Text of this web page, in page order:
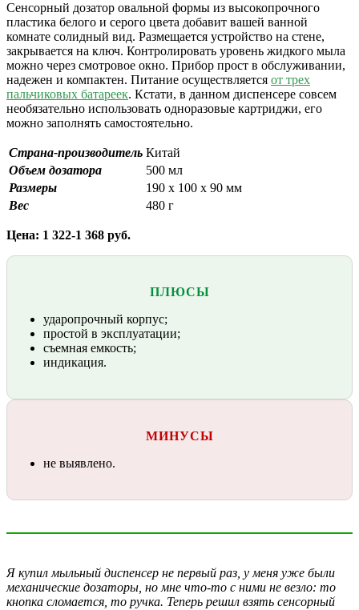
Сенсорный дозатор овальной формы из высокопрочного
пластика белого и серого цвета добавит вашей ванной
комнате солидный вид. Размещается устройство на стене,
закрывается на ключ. Контролировать уровень жидкого мыла
можно через смотровое окно. Прибор прост в обслуживании,
надежен и компактен. Питание осуществляется от трех
пальчиковых батареек. Кстати, в данном диспенсере совсем
необязательно использовать одноразовые картриджи, его
можно заполнять самостоятельно.
Страна-производитель Китай
Объем дозатора
500 мл
Размеры
190 х 100 х 90 мм
Вес
480 г
Цена: 1 322-1 368 руб.
ПЛЮСЫ
ударопрочный корпус;
простой в эксплуатации;
съемная емкость;
индикация.
МИНУСЫ
не выявлено.
Я купил мыльный диспенсер не первый раз, у меня уже были
механические дозаторы, но мне что-то с ними не везло: то
кнопка сломается, то ручка. Теперь решил взять сенсорный